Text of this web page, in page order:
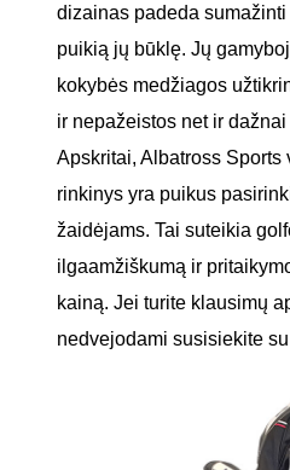
dizainas padeda
puikią jų būklę. Jų
kokybės medžiagos
ir nepažeistos net ir
Apskritai, Albatross Sports
rinkinys yra puikus
žaidėjams. Tai suteikia
ilgaamžiškumą ir
kainą. Jei turite klausimų
nedvejodami susisiekite